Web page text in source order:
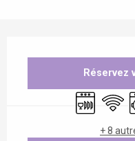
Réservez
Lave WiFi
+ 8